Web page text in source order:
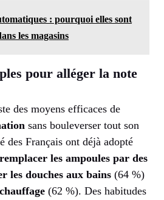
: pourquoi elles sont
les magasins
pour alléger la note
des moyens efficaces de
sans bouleverser tout son
des Français ont déjà adopté
remplacer les ampoules par des
les douches aux bains (64 %)
(62 %). Des habitudes